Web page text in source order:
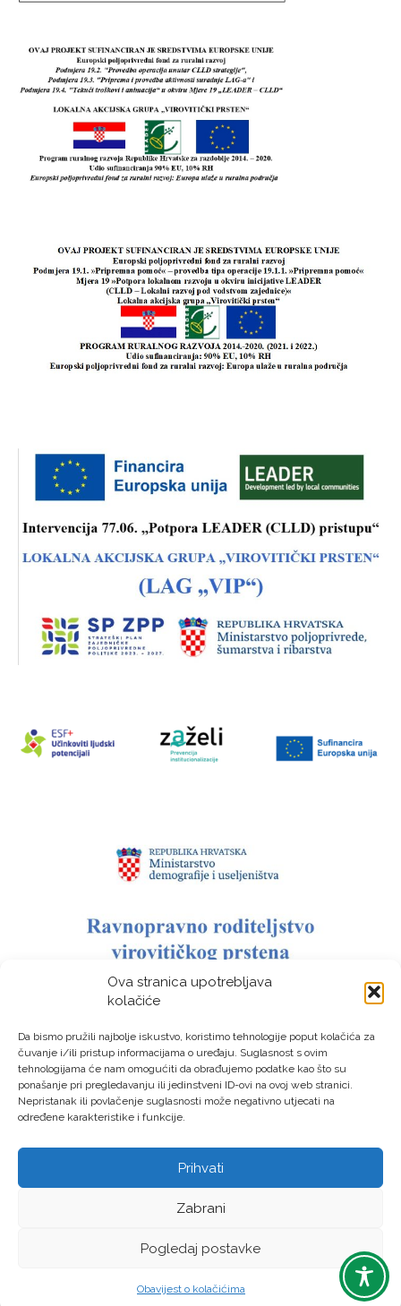
Ova stranica upotrebljava
kolačiće
Da bismo pružili najbolje iskustvo, koristimo tehnologije poput kolačića za
čuvanje i/ili pristup informacijama o uređaju. Suglasnost s ovim
tehnologijama će nam omogućiti da obrađujemo podatke kao što su
ponašanje pri pregledavanju ili jedinstveni ID-ovi na ovoj web stranici.
Nepristanak ili povlačenje suglasnosti može negativno utjecati na
određene karakteristike i funkcije.
Prihvati
Zabrani
Pogledaj postavke
Obavijest o kolačićima
LAG “Virovitički prsten” © Sva prava pridržana – Izrada:
LM DIGITAL